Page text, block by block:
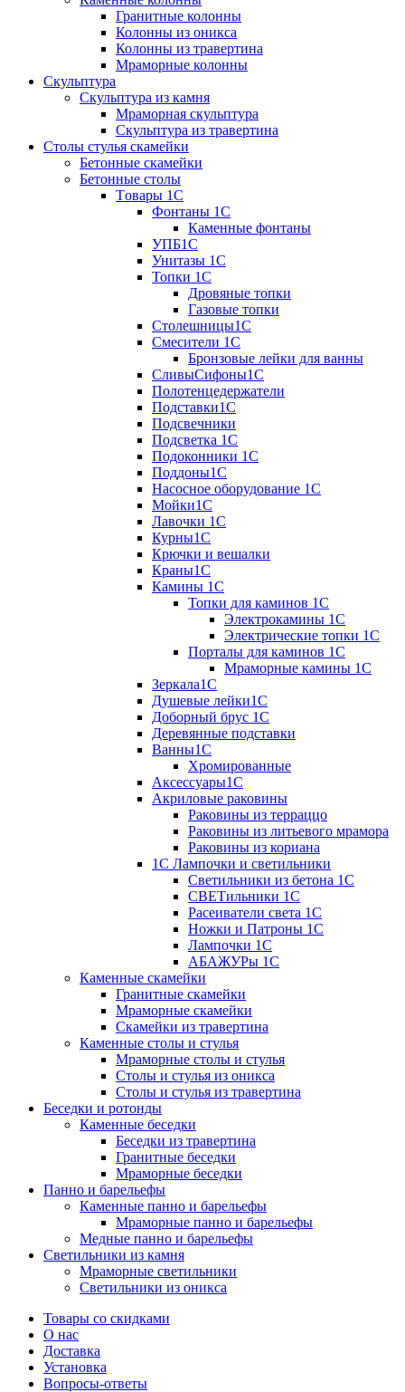
Гранитные колонны
Колонны из оникса
Колонны из травертина
Мраморные колонны
Скульптура
Скульптура из камня
Мраморная скульптура
Скульптура из травертина
Столы стулья скамейки
Бетонные скамейки
Бетонные столы
Tовары 1C
Фонтаны 1C
Каменные фонтаны
УПБ1С
Унитазы 1С
Топки 1С
Дровяные топки
Газовые топки
Столешницы1С
Смесители 1С
Бронзовые лейки для ванны
СливыСифоны1С
Полотенцедержатели
Подставки1С
Подсвечники
Подсветка 1С
Подоконники 1С
Поддоны1С
Насосное оборудование 1С
Мойки1С
Лавочки 1С
Курны1С
Крючки и вешалки
Краны1С
Камины 1C
Топки для каминов 1C
Электрокамины 1С
Электрические топки 1C
Порталы для каминов 1С
Мраморные камины 1C
Зеркала1С
Душевые лейки1С
Доборный брус 1С
Деревянные подставки
Ванны1С
Хромированные
Аксессуары1С
Акриловые раковины
Раковины из терраццо
Раковины из литьевого мрамора
Раковины из кориана
1С Лампочки и светильники
Светильники из бетона 1С
СВЕТильники 1С
Расеиватели света 1С
Ножки и Патроны 1С
Лампочки 1С
АБАЖУРы 1С
Каменные скамейки
Гранитные скамейки
Мраморные скамейки
Скамейки из травертина
Каменные столы и стулья
Мраморные столы и стулья
Столы и стулья из оникса
Столы и стулья из травертина
Беседки и ротонды
Каменные беседки
Беседки из травертина
Гранитные беседки
Мраморные беседки
Панно и барельефы
Каменные панно и барельефы
Мраморные панно и барельефы
Медные панно и барельефы
Светильники из камня
Мраморные светильники
Светильники из оникса
Товары со скидками
О нас
Доставка
Установка
Вопросы-ответы